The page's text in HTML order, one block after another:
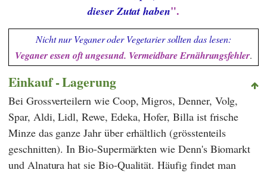
dieser Zutat haben".
Nicht nur Veganer oder Vegetarier sollten das lesen:
Veganer essen oft ungesund. Vermeidbare Ernährungsfehler.
Einkauf - Lagerung
Bei Grossverteilern wie Coop,Migros,Denner, Volg,
Spar, Aldi,Lidl,Rewe, Edeka,Hofer,Billa ist frische
Minze das ganze Jahr über erhältlich (grösstenteils
geschnitten). In Bio-Supermärkten wie Denn's Biomarkt
und Alnatura hat sie Bio-Qualität. Häufig findet man